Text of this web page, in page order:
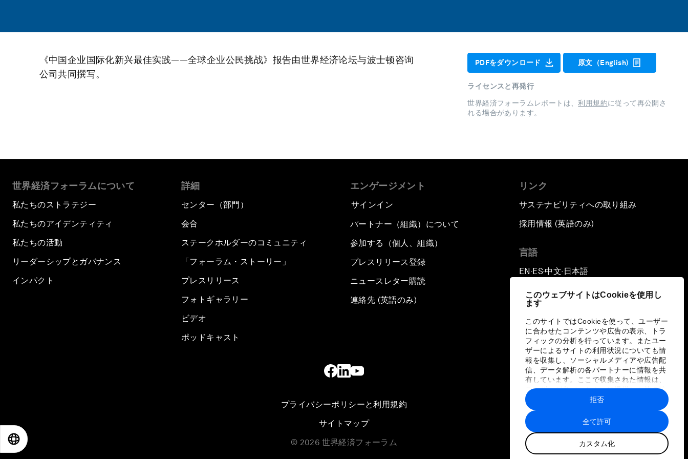
このウェブサイトはCookieを使用し
ます
このサイトではCookieを使って、ユーザー
に合わせたコンテンツや広告の表示、トラ
フィックの分析を行っています。またユー
ザーによるサイトの利用状況についても情
報を収集し、ソーシャルメディアや広告配
信、データ解析の各パートナーに情報を共
有しています。ここで収集された情報は、
ユーザーが各パートナーに提供した他の情
報や各パートナーのサービスを使用した際
に収集された情報と組み合わされ、各パー
トナーによって使用されることがありま
す。
全て許可
カスタム化
拒否
《中国企业国际化新兴最佳实践——全球企业公民挑战》报告由世界经济论坛与波士顿咨询
公司共同撰写。
PDFをダウンロード 原文（English)
ライセンスと再発行
世界経済フォーラムレポートは、利用規約に従って再公開さ
れる場合があります。
世界経済フォーラムについて
私たちのストラテジー
私たちのアイデンティティ
私たちの活動
リーダーシップとガバナンス
インパクト
詳細
センター（部門）
会合
ステークホルダーのコミュニティ
「フォーラム・ストーリー」
プレスリリース
フォトギャラリー
ビデオ
ポッドキャスト
エンゲージメント
サインイン
パートナー（組織）について
参加する（個人、組織）
プレスリリース登録
ニュースレター購読
連絡先 (英語のみ)
リンク
サステナビリティへの取り組み
採用情報 (英語のみ)
言語
EN ▪ ES▪中文▪ 日本語
プライバシーポリシーと利用規約
サイトマップ
© 2026 世界経済フォーラム